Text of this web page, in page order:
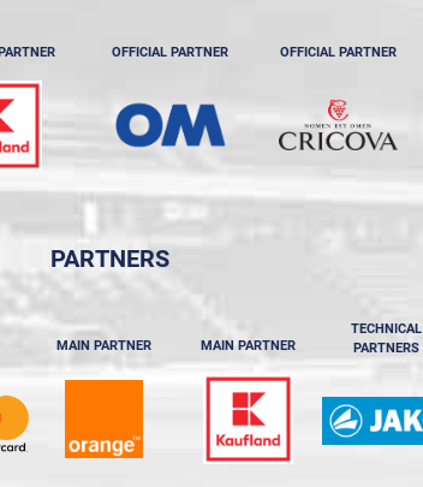
OFFICIAL PARTNER OFFICIAL PARTNER
PARTNERS
MAIN PARTNER MAIN PARTNER
TECHNICAL
PARTNERS